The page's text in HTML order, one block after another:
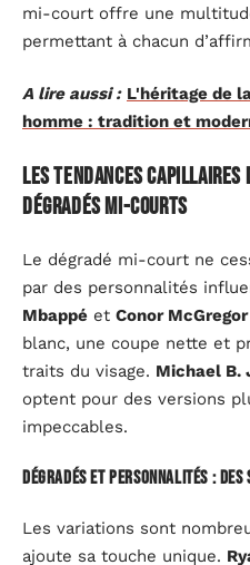
mi-court offre une
permettant à chacun
A lire aussi : L'héritage de
homme : tradition et
Les tendances capillaires
dégradés mi-courts
Le dégradé mi-court ne
par des personnalités
Mbappé et Conor McGregor
blanc, une coupe nette et
traits du visage. Michael B.
optent pour des versions
impeccables.
Dégradés et personnalités :
Les variations sont
ajoute sa touche unique.